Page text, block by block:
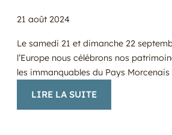
21 août 2024
Le samedi 21 et dimanche 22
l’Europe nous célébrons nos
les immanquables du Pays Morcenais
LIRE LA SUITE:
JOURNÉES